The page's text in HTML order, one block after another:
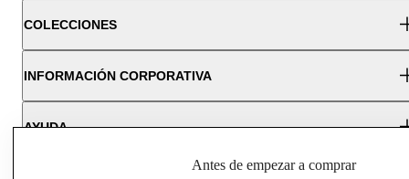
COLECCIONES
INFORMACIÓN CORPORATIVA
AYUDA
Antes de empezar a comprar